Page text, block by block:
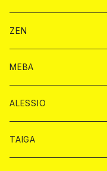
ヴーヴクリコ カード
ノーマル カード
プレミアム カード
ドリンク カード
１ドリンクカード
ショット
チェキ カード
チェキ １５００円
モエシャンドン カード
ヴーヴクリコ カード
BAIKA カード
ノーマル カード
プレミアム カード
ドリンク カード
１ドリンク カード
ショット
チェキ カード
チェキ １５００円
ドリンク
1ドリンク
ショット
チェキ
BAIKA
ZEN
ドリンク
シャンパン
ショット
チェキ
BAIKA
MEBA
ドリンク
シャンパンカード
チップ
ALESSIO
ドリンク
TAIGA